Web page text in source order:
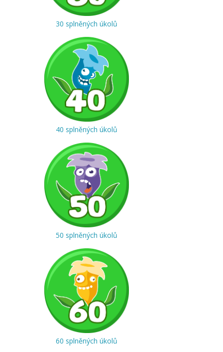
30 splněných úkolů
40 splněných úkolů
50 splněných úkolů
60 splněných úkolů